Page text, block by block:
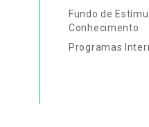
Fundo de
Conhecimento
Programas